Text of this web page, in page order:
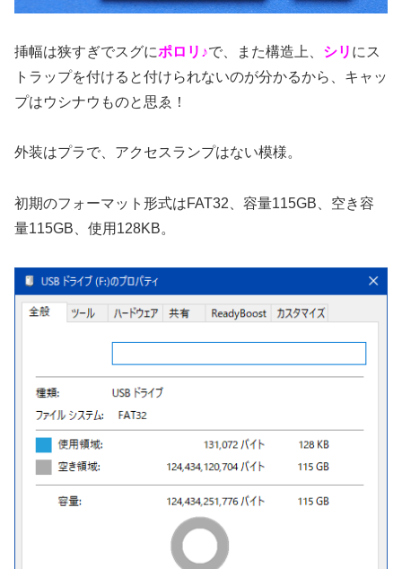
挿幅は狭すぎでスグにポロリ♪で、また構造上、 シリ にス
トラップを付けると付けられないのが分かるから、キャッ
プはウシナウものと思ゑ！
外装はプラで、アクセスランプはない模様。
初期のフォーマット形式はFAT32、容量115GB、空き容
量115GB、使用128KB。